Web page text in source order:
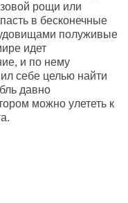
рощи или
в бесконечные
полуживые
идет
и по нему
себе целью найти
давно
можно улететь к